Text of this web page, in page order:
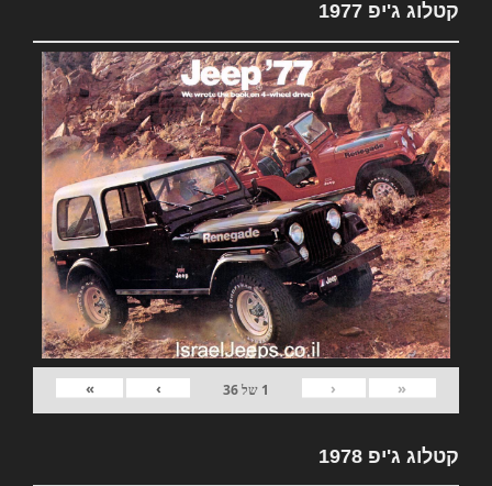
קטלוג ג'יפ 1977
«
‹
1 של36
›
»
קטלוג ג'יפ 1978